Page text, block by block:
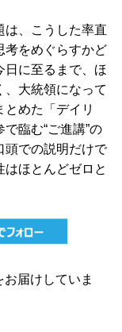
、こうした率直
考をめぐらすかど
日に至るまで、ほ
、大統領になって
めた「デイリ
臨む“ご進講”の
頭での説明だけで
ほとんどゼロと
お届けしていま